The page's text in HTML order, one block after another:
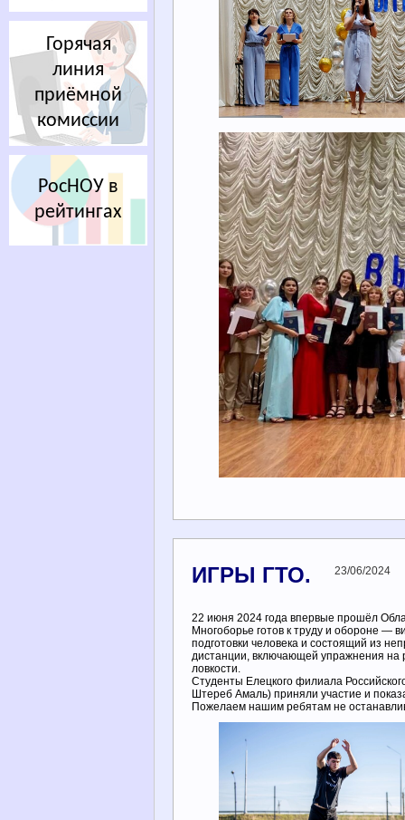
ИГРЫ ГТО. 23/06/2024
22 июня 2024 года впервые прошёл
Многоборье готов к труду и обороне —
подготовки человека и состоящий из
дистанции, включающей упражнения на
ловкости.
Студенты Елецкого филиала
Штереб Амаль) приняли участие и
Пожелаем нашим ребятам не
Горячая
линия
приёмной
комиссии
РосНОУ в
рейтингах